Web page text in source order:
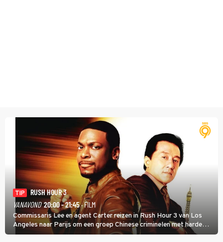
TIP
RUSH HOUR 3
VANAVOND 20:00 - 21:45· FILM
Commissaris Lee en agent Carter reizen in Rush Hour 3 van Los
Angeles naar Parijs om een groep Chinese criminelen met harde
hand aan te pakken.